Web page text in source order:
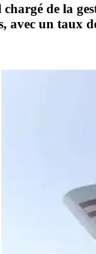
de la
, avec un taux